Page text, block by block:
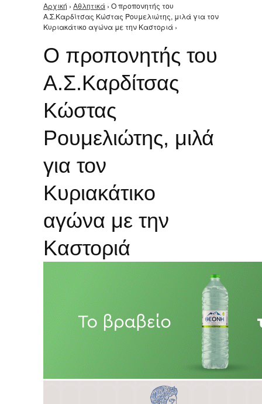
Είστε εδώ
Αρχική › Αθλητικά › Ο προπονητής του
Α.Σ.Καρδίτσας Κώστας Ρουμελιώτης, μιλά για τον
Κυριακάτικο αγώνα με την Καστοριά ›
Ο προπονητής του
Α.Σ.Καρδίτσας
Κώστας
Ρουμελιώτης, μιλά
για τον
Κυριακάτικο
αγώνα με την
Καστοριά